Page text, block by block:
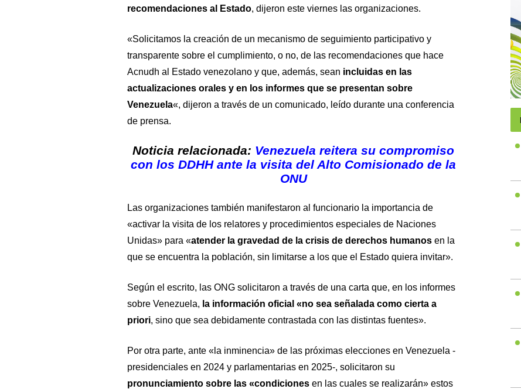
recomendaciones al Estado, dijeron este viernes las organizaciones.
«Solicitamos la creación de un mecanismo de seguimiento participativo y
transparente sobre el cumplimiento, o no, de las recomendaciones que hace
Acnudh al Estado venezolano y que, además, sean incluidas en las
actualizaciones orales y en los informes que se presentan sobre
Venezuela«, dijeron a través de un comunicado, leído durante una conferencia
de prensa.
Noticia relacionada: Venezuela reitera su compromiso
con los DDHH ante la visita del Alto Comisionado de la
ONU
Las organizaciones también manifestaron al funcionario la importancia de
«activar la visita de los relatores y procedimientos especiales de Naciones
Unidas» para «atender la gravedad de la crisis de derechos humanosen la
que se encuentra la población, sin limitarse a los que el Estado quiera invitar».
Según el escrito, las ONG solicitaron a través de una carta que, en los informes
sobre Venezuela, la información oficial «no sea señalada como cierta a
priori, sino que sea debidamente contrastada con las distintas fuentes».
Por otra parte, ante «la inminencia» de las próximas elecciones en Venezuela -
presidenciales en 2024 y parlamentarias en 2025-, solicitaron su
pronunciamiento sobre las «condicionesen las cuales se realizarán» estos